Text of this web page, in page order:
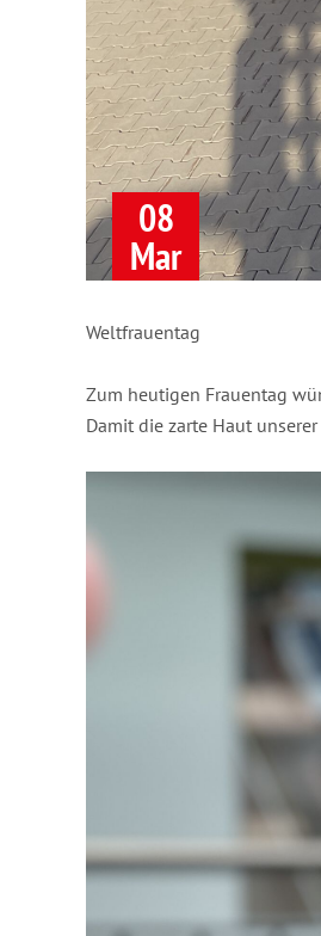
08
Mar
Weltfrauentag
Zum heutigen Frauentag
Damit die zarte Haut